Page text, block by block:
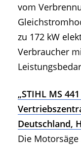
vom
zu 172 kW
Verbraucher
„STIHL MS
Deutschland,
Die Motorsäge